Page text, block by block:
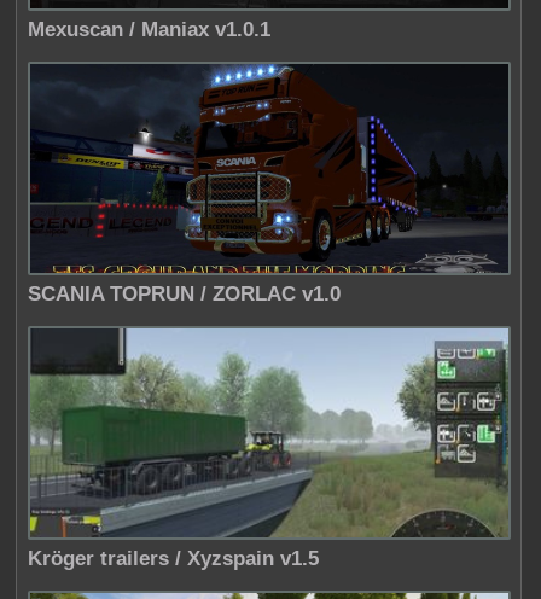
Mexuscan / Maniax v1.0.1
SCANIA TOPRUN / ZORLAC v1.0
Kröger trailers / Xyzspain v1.5